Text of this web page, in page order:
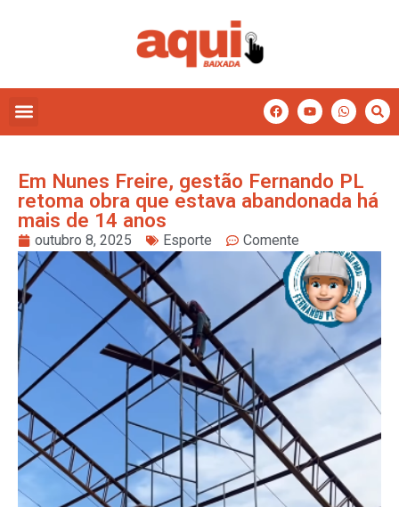
Em Nunes Freire, gestão Fernando PL
retoma obra que estava abandonada há
mais de 14 anos
outubro 8, 2025 Esporte Comente